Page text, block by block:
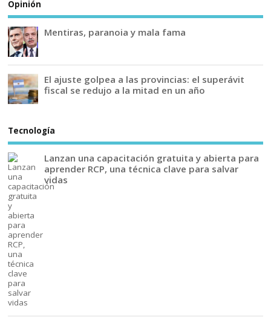
Opinión
Mentiras, paranoia y mala fama
El ajuste golpea a las provincias: el superávit
fiscal se redujo a la mitad en un año
Tecnología
Lanzan una capacitación gratuita y abierta para
aprender RCP, una técnica clave para salvar
vidas